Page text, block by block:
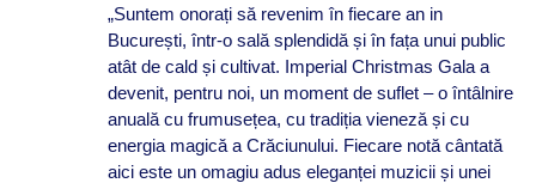
„Suntem onorați să revenim în fiecare an in
București, într-o sală splendidă și în fața unui public
atât de cald și cultivat. Imperial Christmas Gala a
devenit, pentru noi, un moment de suflet – o întâlnire
anuală cu frumusețea, cu tradiția vieneză și cu
energia magică a Crăciunului. Fiecare notă cântată
aici este un omagiu adus eleganței muzicii și unei